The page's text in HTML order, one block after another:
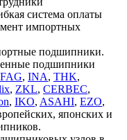
система оплаты
импортных
подшипники.
подшипники
FAG, INA, THK,
, ZKL, CERBEC,
, IKO, ASAHI, EZO,
японских и